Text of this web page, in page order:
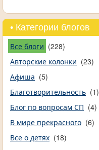
• Категории блогов
Все блоги (228)
Авторские колонки (23)
Афиша (5)
Благотворительность (1)
Блог по вопросам СП (4)
В мире прекрасного (6)
Все о детях (18)